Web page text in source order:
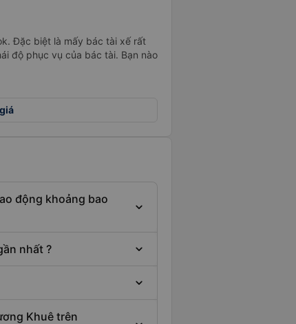
Đặc biệt là mấy bác tài xế rất
độ phục vụ của bác tài. Bạn nào
động khoảng bao
nhất ?
Khuê trên